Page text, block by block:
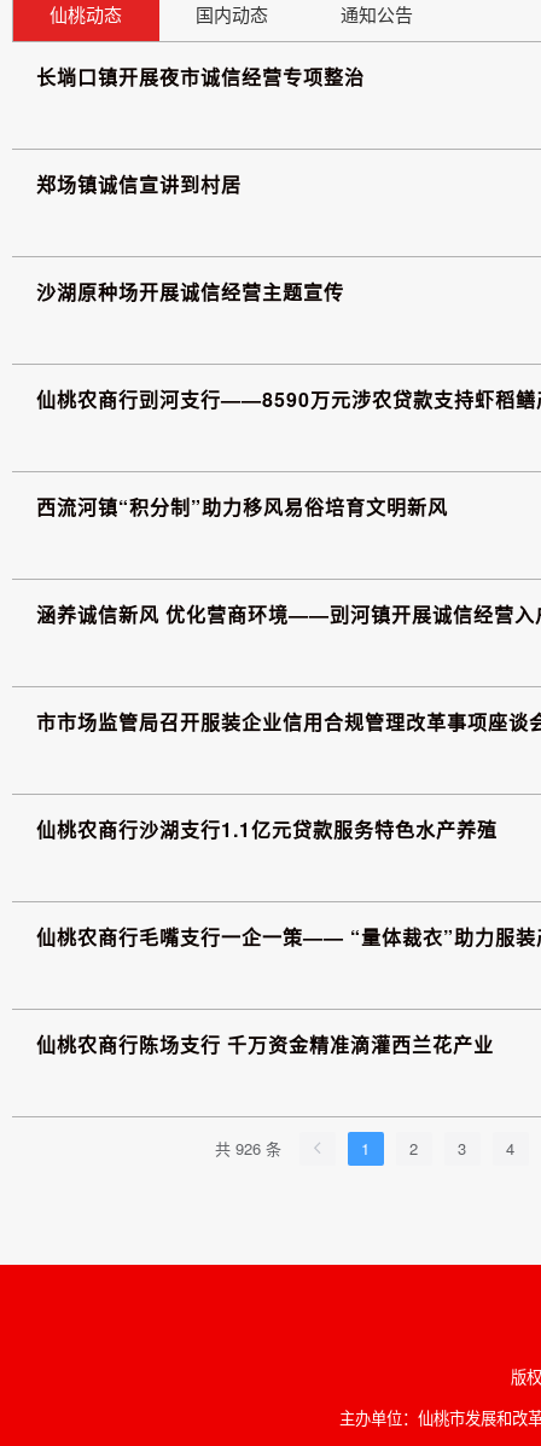
仙桃动态 国内动态 通知公告
长埫口镇开展夜市诚信经营专项整治
郑场镇诚信宣讲到村居
沙湖原种场开展诚信经营主题宣传
仙桃农商行剅河支行——8590万元涉农贷款支持虾稻鳝
西流河镇“积分制”助力移风易俗培育文明新风
涵养诚信新风 优化营商环境——剅河镇开展诚信经营入
市市场监管局召开服装企业信用合规管理改革事项座谈
仙桃农商行沙湖支行1.1亿元贷款服务特色水产养殖
仙桃农商行毛嘴支行一企一策—— “量体裁衣”助力服装
仙桃农商行陈场支行 千万资金精准滴灌西兰花产业
共 926 条 1 2 3 4
版
主办单位：仙桃市发展和改